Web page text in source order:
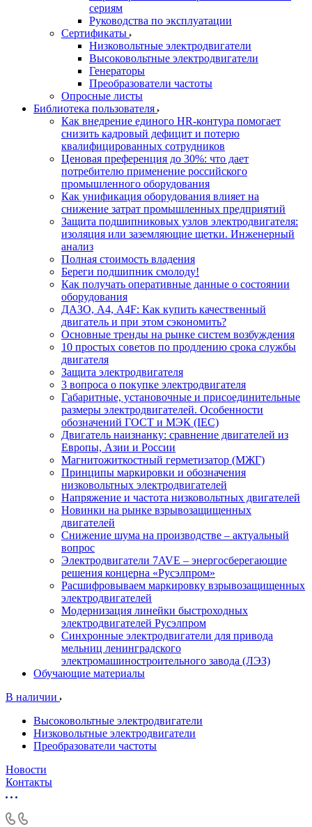
сериям
Руководства по эксплуатации
Сертификаты
Низковольтные электродвигатели
Высоковольтные электродвигатели
Генераторы
Преобразователи частоты
Опросные листы
Библиотека пользователя
Как внедрение единого HR-контура помогает
снизить кадровый дефицит и потерю
квалифицированных сотрудников
Ценовая преференция до 30%: что дает
потребителю применение российского
промышленного оборудования
Как унификация оборудования влияет на
снижение затрат промышленных предприятий
Защита подшипниковых узлов электродвигателя:
изоляция или заземляющие щетки. Инженерный
анализ
Полная стоимость владения
Береги подшипник смолоду!
Как получать оперативные данные о состоянии
оборудования
ДАЗО, А4, А4F: Как купить качественный
двигатель и при этом сэкономить?
Основные тренды на рынке систем возбуждения
10 простых советов по продлению срока службы
двигателя
Защита электродвигателя
3 вопроса о покупке электродвигателя
Габаритные, установочные и присоединительные
размеры электродвигателей. Особенности
обозначений ГОСТ и МЭК (IEC)
Двигатель наизнанку: сравнение двигателей из
Европы, Азии и России
Магнитожиткостный герметизатор (МЖГ)
Принципы маркировки и обозначения
низковольтных электродвигателей
Напряжение и частота низковольтных двигателей
Новинки на рынке взрывозащищенных
двигателей
Снижение шума на производстве – актуальный
вопрос
Электродвигатели 7AVE – энергосберегающие
решения концерна «Русэлпром»
Расшифровываем маркировку взрывозащищенных
электродвигателей
Модернизация линейки быстроходных
электродвигателей Русэлпром
Синхронные электродвигатели для привода
мельниц ленинградского
электромашиностроительного завода (ЛЭЗ)
Обучающие материалы
В наличии
Высоковольтные электродвигатели
Низковольтные электродвигатели
Преобразователи частоты
Новости
Контакты